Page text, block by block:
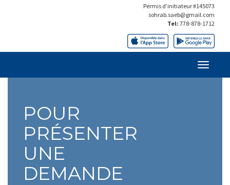
Permis d’initiateur #145073
sohrab.saeb@gmail.com
Tel: 778-878-1712
POUR
PRÉSENTER
UNE
DEMANDE